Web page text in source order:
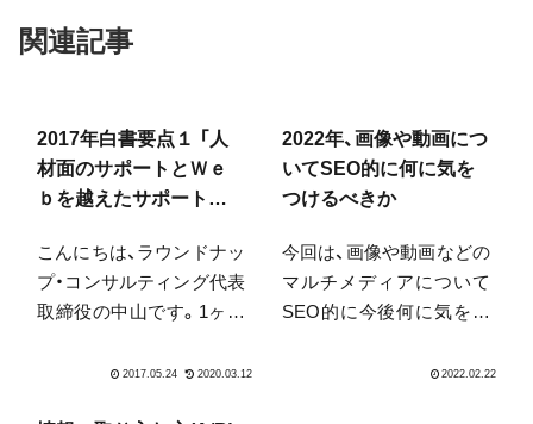
関連記事
2017年白書要点１ 「人
材面のサポートとＷｅ
ｂを越えたサポートの
こんにちは、ラウンドナッ
プ・コンサルティング代表
取締役の中山です。1ヶ月
小企業白書と小規模企業
2022年、画像や動画につ
いてSEO的に何に気を
つけるべきか
今回は、画像や動画などの
マルチメディアについて
SEO的に今後何に気をつ
す。前回のメルマガでも